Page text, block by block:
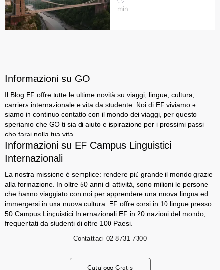
min
Informazioni su GO
Il Blog EF offre tutte le ultime novità su viaggi, lingue, cultura,
carriera internazionale e vita da studente. Noi di EF viviamo e
siamo in continuo contatto con il mondo dei viaggi, per questo
speriamo che GO ti sia di aiuto e ispirazione per i prossimi passi
che farai nella tua vita.
Informazioni su EF Campus Linguistici
Internazionali
La nostra missione è semplice: rendere più grande il mondo grazie
alla formazione. In oltre 50 anni di attività, sono milioni le persone
che hanno viaggiato con noi per apprendere una nuova lingua ed
immergersi in una nuova cultura. EF offre corsi in 10 lingue presso
50 Campus Linguistici Internazionali EF in 20 nazioni del mondo,
frequentati da studenti di oltre 100 Paesi.
Contattaci 02 8731 7300
Catalogo Gratis